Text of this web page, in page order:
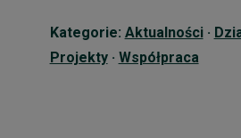
Kategorie: Aktualności·
Projekty· Współpraca